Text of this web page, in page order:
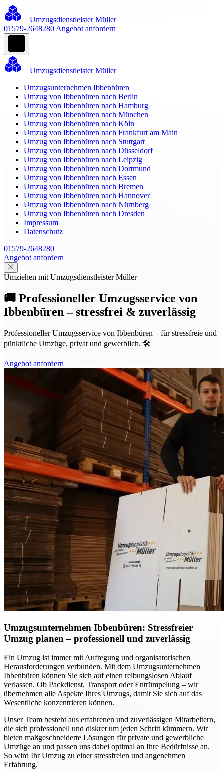
Umzugsdienstleister Müller
01579-2648280 Angebot anfordern
Umzugsdienstleister Müller
Umzugsunternehmen Ibbenbüren
Umzug von Ibbenbüren nach Berlin
Umzug von Ibbenbüren nach Hamburg
Umzug von Ibbenbüren nach München
Umzug von Ibbenbüren nach Köln
Umzug von Ibbenbüren nach Frankfurt am Main
Umzug von Ibbenbüren nach Stuttgart
Umzug von Ibbenbüren nach Düsseldorf
Umzug von Ibbenbüren nach Leipzig
Umzug von Ibbenbüren nach Dortmund
Umzug von Ibbenbüren nach Essen
Umzug von Ibbenbüren nach Bremen
Umzug von Ibbenbüren nach Hannover
Umzug von Ibbenbüren nach Nürnberg
Umzug von Ibbenbüren nach Dresden
Impressum
Datenschutz
01579-2648280
Angebot anfordern
Umziehen mit Umzugsdienstleister Müller
🚚 Professioneller Umzugsservice von
Ibbenbüren – stressfrei & zuverlässig
Professioneller Umzugsservice von Ibbenbüren – für stressfreie und
pünktliche Umzüge, privat und gewerblich. 🛠️
Angebot anfordern
Umzugsunternehmen Ibbenbüren: Stressfreier
Umzug planen – professionell und zuverlässig
Ein Umzug ist immer mit Aufregung und organisatorischen
Herausforderungen verbunden. Mit dem Umzugsunternehmen
Ibbenbüren können Sie sich auf einen reibungslosen Ablauf
verlassen. Ob Packdienst, Transport oder Entrümpelung – wir
übernehmen alle Aspekte Ihres Umzugs, damit Sie sich auf das
Wesentliche konzentrieren können.
Unser Team besteht aus erfahrenen und zuverlässigen Mitarbeitern,
die sich professionell und diskret um jeden Schritt kümmern. Wir
bieten maßgeschneiderte Lösungen für private und gewerbliche
Umzüge an und passen uns dabei optimal an Ihre Bedürfnisse an.
So wird Ihr Umzug zu einer stressfreien und angenehmen
Erfahrung.